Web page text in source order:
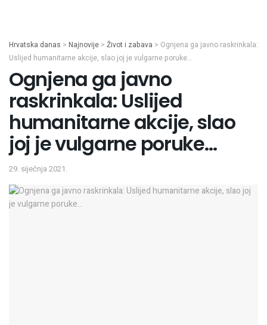
Hrvatska danas > Najnovije > Život i zabava > Ognjena ga javno raskrinkala:
Uslijed humanitarne akcije, slao joj je vulgarne poruke…
Ognjena ga javno
raskrinkala: Uslijed
humanitarne akcije, slao
joj je vulgarne poruke…
29. siječnja 2021.